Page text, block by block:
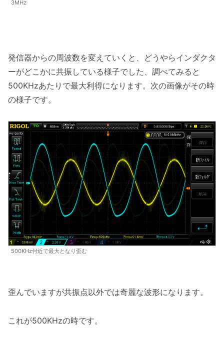
3MHz
発信器からの周波数を変えていくと、どうやらインダクタ
ーがどこかに共振している様子でした、調べてみると
500KHzあたりで最大利得になります。次の画像がその時
の様子です。
500KHz付近で最大となり歪む
歪んでいますが共振点以外では奇麗な波形になります。
これが500KHzの時です。